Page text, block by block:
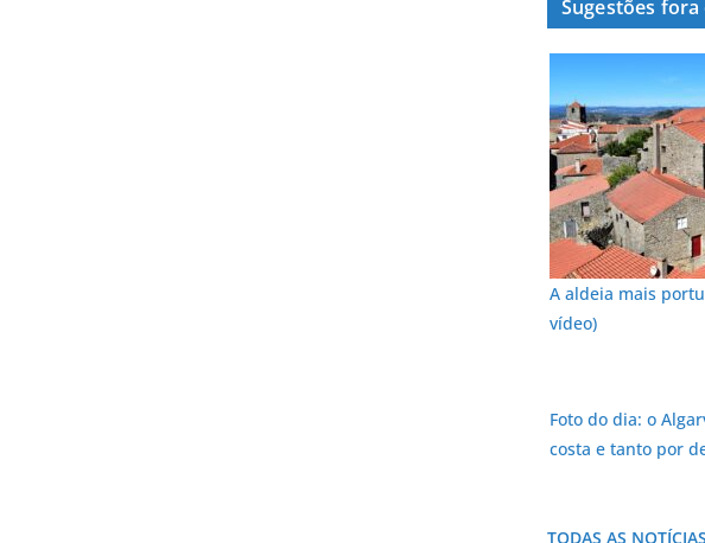
Sugestões
A aldeia mais
vídeo)
Foto do dia: o
costa e tanto por
TODAS AS